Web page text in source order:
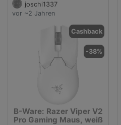
joschi1337
vor ~2 Jahren
Cashback
-38%
B-Ware: Razer Viper V2
Pro Gaming Maus, weiß